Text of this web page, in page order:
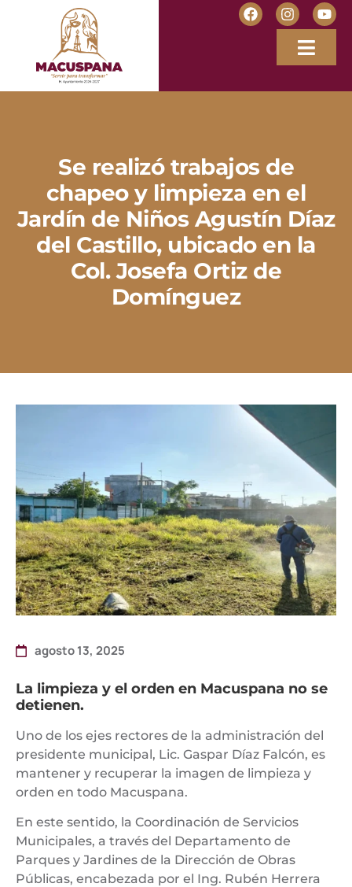
Se realizó trabajos de
chapeo y limpieza en el
Jardín de Niños Agustín Díaz
del Castillo, ubicado en la
Col. Josefa Ortiz de
Domínguez
agosto 13, 2025
La limpieza y el orden en Macuspana no se
detienen.
Uno de los ejes rectores de la administración del
presidente municipal, Lic. Gaspar Díaz Falcón, es
mantener y recuperar la imagen de limpieza y
orden en todo Macuspana.
En este sentido, la Coordinación de Servicios
Municipales, a través del Departamento de
Parques y Jardines de la Dirección de Obras
Públicas, encabezada por el Ing. Rubén Herrera